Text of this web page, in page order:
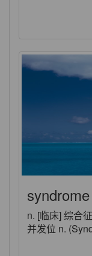
syndrome
n. [临床] 综合
并发位 n.